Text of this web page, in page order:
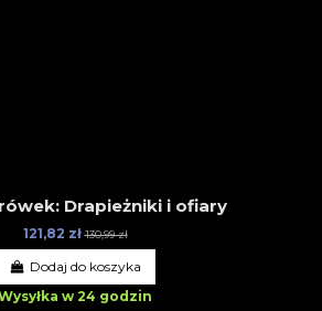
Drapieżniki i ofiary
121,82 zł130,99 zł
Dodaj do koszyka
w 24 godzin